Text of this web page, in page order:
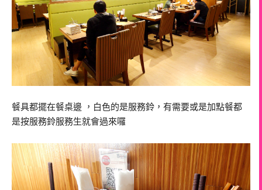
餐具都擺在餐桌邊 ，白色的是服務鈴，有需要或是加點餐都
是按服務鈴服務生就會過來囉